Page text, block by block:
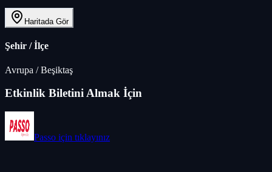
Haritada Gör
Şehir / İlçe
Avrupa /Beşiktaş
Etkinlik Biletini Almak İçin
Passo için tıklayınız